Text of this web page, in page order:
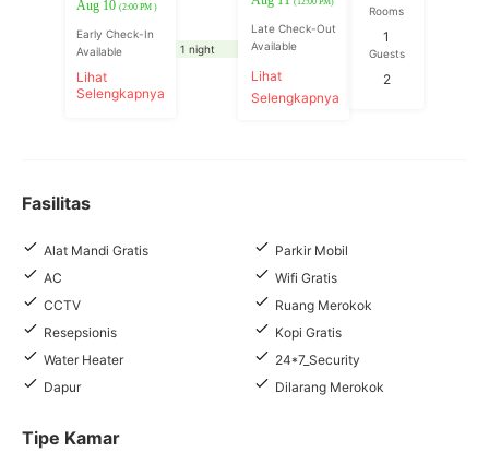
Aug 10 (2:00 PM )
Early Check-In
Available
Lihat
Selengkapnya
1 night
Late Check-Out
Available
Lihat
Selengkapnya
Rooms
1
Guests
2
Fasilitas
Alat Mandi Gratis
Parkir Mobil
AC
Wifi Gratis
CCTV
Ruang Merokok
Resepsionis
Kopi Gratis
Water Heater
24*7_Security
Dapur
Dilarang Merokok
Tipe Kamar